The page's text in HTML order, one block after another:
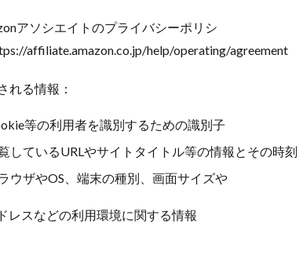
アソシエイトのプライバシーポリシ
affiliate.amazon.co.jp/help/operating/agreement
れる情報：
等の利用者を識別するための識別子
しているURLやサイトタイトル等の情報とその時刻
ウザやOS、端末の種別、画面サイズや
レスなどの利用環境に関する情報